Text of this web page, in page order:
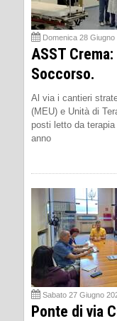
Domenica 28 Giugno
ASST
Soccorso.
Al via i cantieri
(MEU) e Unità di
posti letto da
anno
Sabato 27 Giugno
Ponte di via